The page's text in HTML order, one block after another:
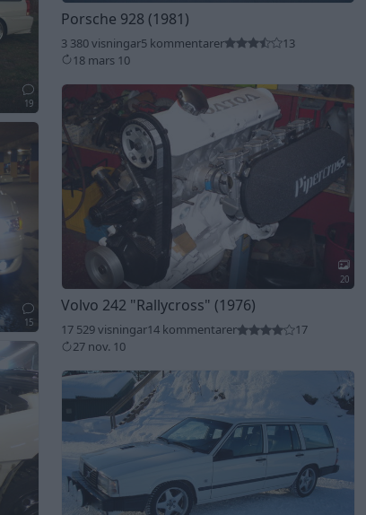
19
15
Porsche 928 (1981)
3 380 visningar5 kommentarer
13
18 mars 10
20
Volvo 242 "Rallycross" (1976)
17 529 visningar14 kommentarer
17
27 nov. 10